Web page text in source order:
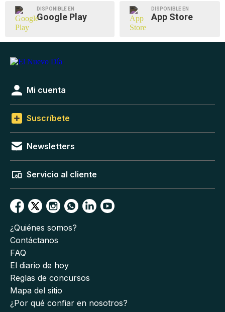
DISPONIBLE EN
Google Play
DISPONIBLE EN
App Store
Mi cuenta
Suscríbete
Newsletters
Servicio al cliente
¿Quiénes somos?
Contáctanos
FAQ
El diario de hoy
Reglas de concursos
Mapa del sitio
¿Por qué confiar en nosotros?